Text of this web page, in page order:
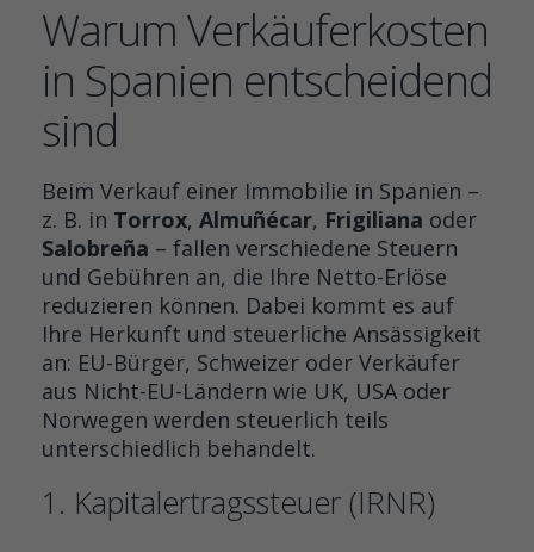
Warum Verkäuferkosten
in Spanien entscheidend
sind
Beim Verkauf einer Immobilie in Spanien –
z. B. in Torrox, Almuñécar, Frigiliana oder
Salobreña – fallen verschiedene Steuern
und Gebühren an, die Ihre Netto-Erlöse
reduzieren können. Dabei kommt es auf
Ihre Herkunft und steuerliche Ansässigkeit
an: EU-Bürger, Schweizer oder Verkäufer
aus Nicht-EU-Ländern wie UK, USA oder
Norwegen werden steuerlich teils
unterschiedlich behandelt.
1. Kapitalertragssteuer (IRNR)